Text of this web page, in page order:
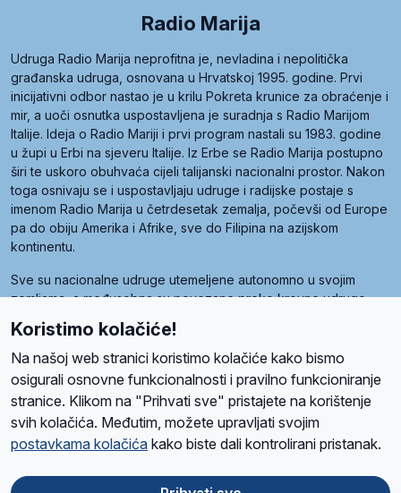
Radio Marija
Udruga Radio Marija neprofitna je, nevladina i nepolitička
građanska udruga, osnovana u Hrvatskoj 1995. godine. Prvi
inicijativni odbor nastao je u krilu Pokreta krunice za obraćenje i
mir, a uoči osnutka uspostavljena je suradnja s Radio Marijom
Italije. Ideja o Radio Mariji i prvi program nastali su 1983. godine
u župi u Erbi na sjeveru Italije. Iz Erbe se Radio Marija postupno
širi te uskoro obuhvaća cijeli talijanski nacionalni prostor. Nakon
toga osnivaju se i uspostavljaju udruge i radijske postaje s
imenom Radio Marija u četrdesetak zemalja, počevši od Europe
pa do obiju Amerika i Afrike, sve do Filipina na azijskom
kontinentu.
Sve su nacionalne udruge utemeljene autonomno u svojim
zemljama, a međusobna su povezane preko krovne udruge
Radio Maria). Svjetsku obitelj utemeljilo je sedam članica, među
kojima je i hrvatska Udruga Radio Marija.
O namaRadio ProgramVolonteriPrijateljiKontaktPravila privatnosti
Ova stranica je zaštićena Google reCAPTCHA sustavom
Koristimo kolačiće!
Na našoj web stranici koristimo kolačiće kako bismo
osigurali osnovne funkcionalnosti i pravilno funkcioniranje
stranice. Klikom na "Prihvati sve" pristajete na korištenje
svih kolačića. Međutim, možete upravljati svojim
postavkama kolačića kako biste dali kontrolirani pristanak.